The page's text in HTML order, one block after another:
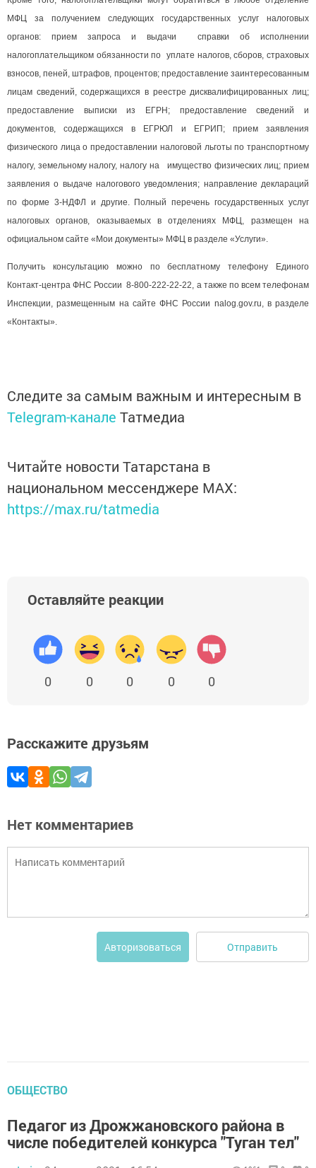
МФЦ за получением следующих государственных услуг налоговых
органов: прием запроса и выдачи справки об исполнении
налогоплательщиком обязанности по уплате налогов, сборов, страховых
взносов, пеней, штрафов, процентов; предоставление заинтересованным
лицам сведений, содержащихся в реестре дисквалифицированных лиц;
предоставление выписки из ЕГРН; предоставление сведений и
документов, содержащихся в ЕГРЮЛ и ЕГРИП; прием заявления
физического лица о предоставлении налоговой льготы по транспортному
налогу, земельному налогу, налогу на имущество физических лиц; прием
заявления о выдаче налогового уведомления; направление деклараций
по форме 3-НДФЛ и другие. Полный перечень государственных услуг
налоговых органов, оказываемых в отделениях МФЦ, размещен на
официальном сайте «Мои документы» МФЦ в разделе «Услуги».
Получить консультацию можно по бесплатному телефону Единого
Контакт-центра ФНС России 8-800-222-22-22, а также по всем телефонам
Инспекции, размещенным на сайте ФНС России nalog.gov.ru, в разделе
«Контакты».
Следите за самым важным и интересным в
Telegram-канале Татмедиа
Читайте новости Татарстана в
национальном мессенджере MАХ:
https://max.ru/tatmedia
Оставляйте реакции
0 0 0 0 0
Расскажите друзьям
Нет комментариев
Авторизоваться Отправить
ОБЩЕСТВО
Педагог из Дрожжановского района в
числе победителей конкурса "Туган тел"